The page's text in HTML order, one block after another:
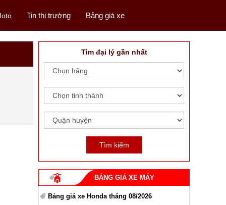
Tin thị trường Bảng giá xe
Tìm đại lý gần nhất
BẢNG GIÁ XE MÁY
Bảng giá xe Honda tháng 08/2026